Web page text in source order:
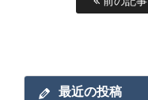
最近の投稿